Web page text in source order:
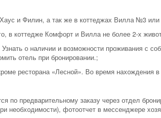
и Филин, а так же в коттеджах Вилла №3 или
в коттедже Комфорт и Вилла не более 2-х
о наличии и возможности проживания с
отель при бронировании.;
ресторана «Лесной». Во время нахождения
по предварительному заказу через отдел
необходимости), фотоотчет в мессенджере